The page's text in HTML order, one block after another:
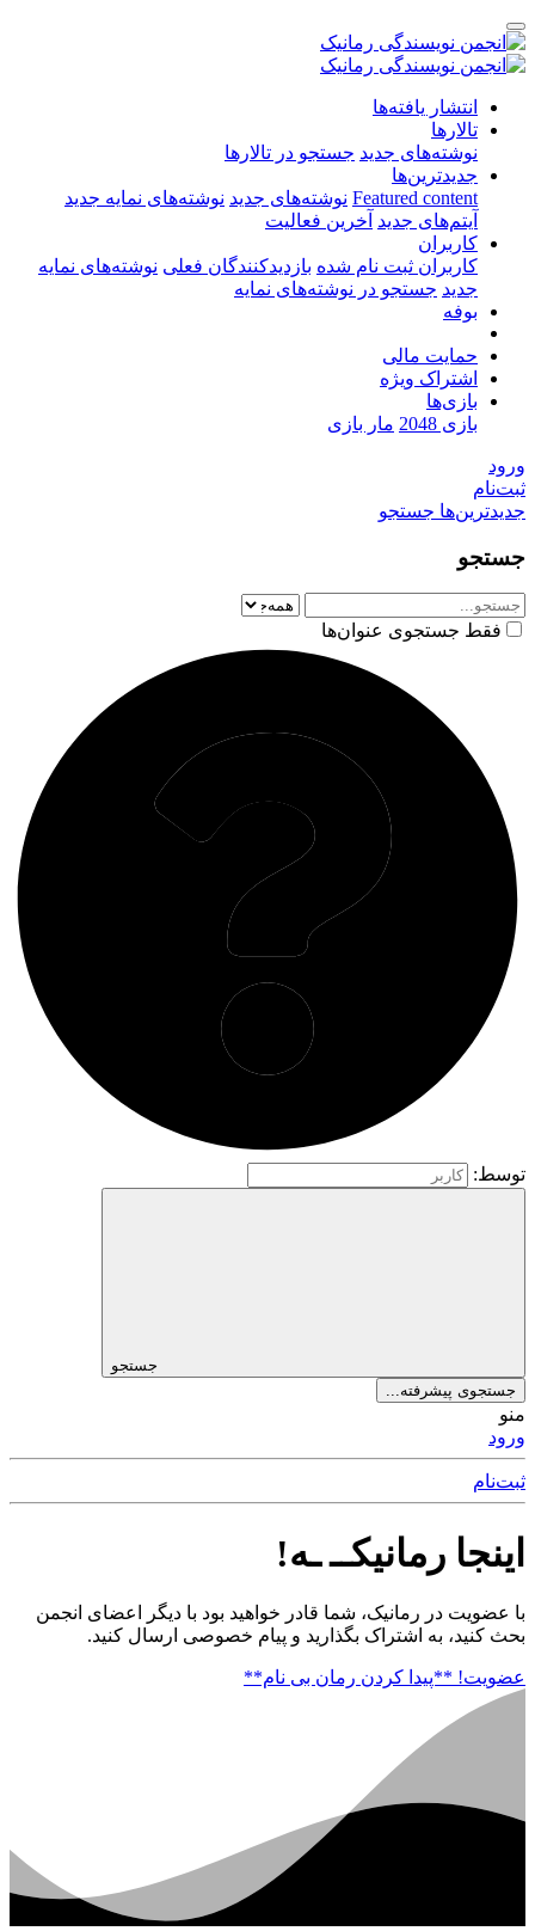
انتشار یافته‌ها
تالارها
نوشته‌های جدید جستجو در تالارها
جدیدترین‌ها
Featured content نوشته‌های جدید نوشته‌های نمایه جدید
آیتم‌های جدید آخرین فعالیت
کاربران
کاربران ثبت نام شده بازدیدکنندگان فعلی نوشته‌های نمایه
جدید جستجو در نوشته‌های نمایه
بوفه
حمایت مالی
اشتراک ویژه
بازی‌ها
بازی 2048
مار بازی
ورود
ثبت‌نام
جدیدترین‌ها جستجو
جستجو
فقط جستجوی عنوان‌ها
توسط:
جستجو
جستجوی پیشرفته...
منو
ورود
ثبت‌نام
اینجا رمانیکــ ـه!
با عضویت در رمانیک، شما قادر خواهید بود با دیگر اعضای انجمن
بحث کنید، به اشتراک بگذارید و پیام خصوصی ارسال کنید.
عضویت! **پیدا کردن رمان بی نام**